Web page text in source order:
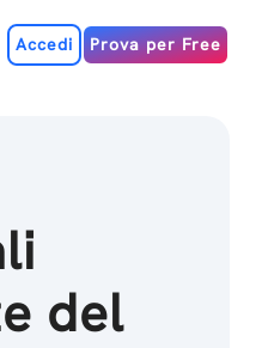
Accedi Prova per Free
del